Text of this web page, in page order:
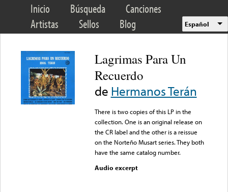
Inicio Búsqueda
Canciones
Artistas
Sellos Blog Español
Lagrimas Para Un
Recuerdo
de Hermanos Terán
There is two copies of this LP in the
collection. One is an original release on
the CR label and the other is a reissue
on the Norteño Musart series. They both
have the same catalog number.
Audio excerpt